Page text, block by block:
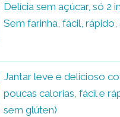
Delícia sem açúcar, só 2
Sem farinha, fácil, rápido,
Jantar leve e delicioso
poucas calorias, fácil e
sem glúten)